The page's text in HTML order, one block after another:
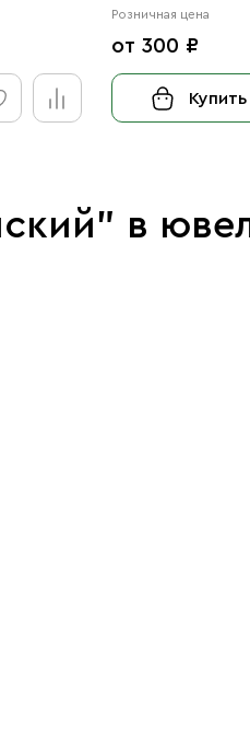
Розничная цена
от 300 ₽
Купить
в